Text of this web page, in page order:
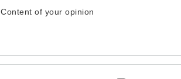
Content of your opinion